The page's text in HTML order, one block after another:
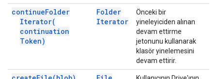
continueFolder
Iterator(
continuation
Token)
Folder
Iterator
Önceki bir
yineleyiciden alınan
devam ettirme
jetonunu kullanarak
klasör yinelemesini
devam ettirir.